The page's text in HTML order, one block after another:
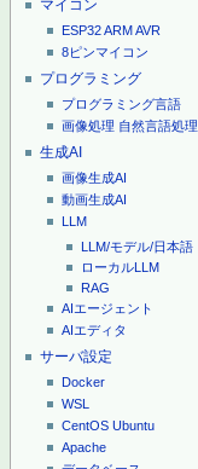
マイコン
ESP32ARMAVR
8ピンマイコン
プログラミング
プログラミング言語
画像処理 自然言語処理
生成AI
画像生成AI
動画生成AI
LLM
LLM/モデル/日本語
ローカルLLM
RAG
AIエージェント
AIエディタ
サーバ設定
Docker
WSL
CentOS Ubuntu
Apache